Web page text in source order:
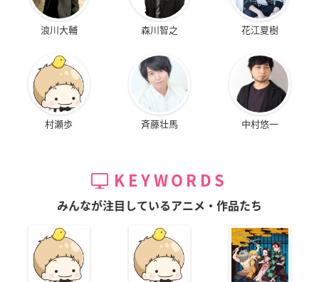
浪川大輔 森川智之 花江夏樹
村瀬歩 斉藤壮馬 中村悠一
KEYWORDS
みんなが注目しているアニメ・作品たち